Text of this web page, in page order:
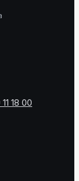
18 00